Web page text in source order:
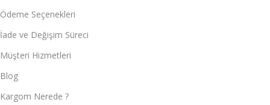
Ödeme Seçenekleri
İade ve Değişim Süreci
Müşteri Hizmetleri
Blog
Kargom Nerede ?